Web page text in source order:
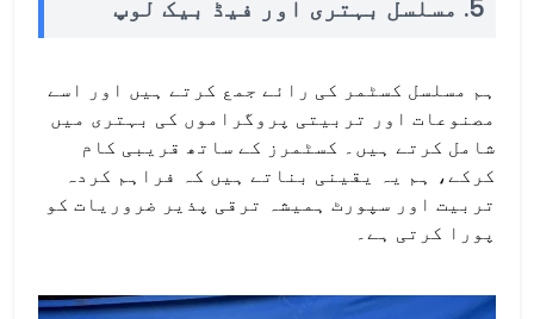
5. مسلسل بہتری اور فیڈ بیک لوپ
ہم مسلسل کسٹمر کی رائے جمع کرتے ہیں اور اسے
مصنوعات اور تربیتی پروگراموں کی بہتری میں
شامل کرتے ہیں۔ کسٹمرز کے ساتھ قریبی کام
کرکے، ہم یہ یقینی بناتے ہیں کہ فراہم کردہ
تربیت اور سپورٹ ہمیشہ ترقی پذیر ضروریات کو
پورا کرتی ہے۔